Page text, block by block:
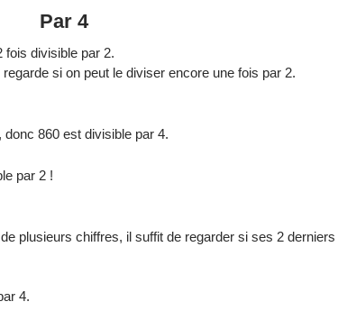
Par 4
fois divisible par 2.
si on peut le diviser encore une fois par 2.
860 est divisible par 4.
par 2 !
plusieurs chiffres, il suffit de regarder si ses 2 derniers
4.